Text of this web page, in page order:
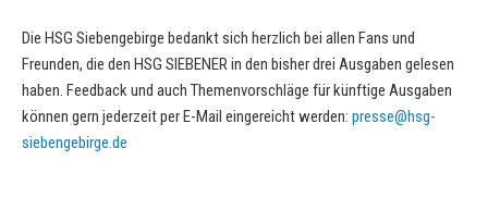
Die HSG Siebengebirge bedankt sich herzlich bei allen Fans und
Freunden, die den HSG SIEBENER in den bisher drei Ausgaben gelesen
haben. Feedback und auch Themenvorschläge für künftige Ausgaben
können gern jederzeit per E-Mail eingereicht werden: presse@hsg-
siebengebirge.de